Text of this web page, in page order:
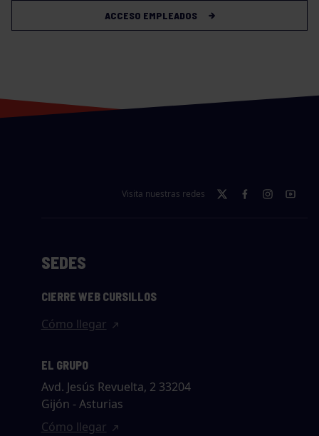
ACCESO EMPLEADOS
Visita nuestras redes
SEDES
CIERRE WEB CURSILLOS
Cómo llegar
EL GRUPO
Avd. Jesús Revuelta, 2 33204
Gijón - Asturias
Cómo llegar